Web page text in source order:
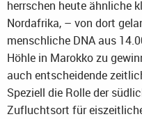
herrschen heute ähnliche
Nordafrika, – von dort
menschliche DNA aus
Höhle in Marokko zu
auch entscheidende
Speziell die Rolle der
Zufluchtsort für